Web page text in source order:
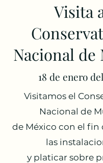
Visita
Nacional de
18 de enero
Visitamos el
Nacional de
de México con el fin
las
y platicar sobre